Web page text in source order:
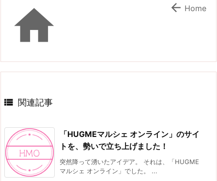
  Home
 関連記事
「HUGMEマルシェ オンライン」のサイ
トを、勢いで立ち上げました！
突然降って湧いたアイデア。 それは、「HUGME
マルシェ オンライン」でした。 ...